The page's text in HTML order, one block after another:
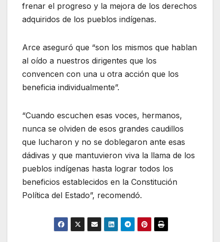
frenar el progreso y la mejora de los derechos
adquiridos de los pueblos indígenas.
Arce aseguró que “son los mismos que hablan
al oído a nuestros dirigentes que los
convencen con una u otra acción que los
beneficia individualmente”.
“Cuando escuchen esas voces, hermanos,
nunca se olviden de esos grandes caudillos
que lucharon y no se doblegaron ante esas
dádivas y que mantuvieron viva la llama de los
pueblos indígenas hasta lograr todos los
beneficios establecidos en la Constitución
Política del Estado”, recomendó.